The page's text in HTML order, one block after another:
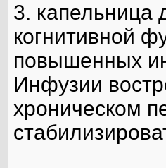
3. капельница
когнитивной
повышенных
Инфузии
хроническом